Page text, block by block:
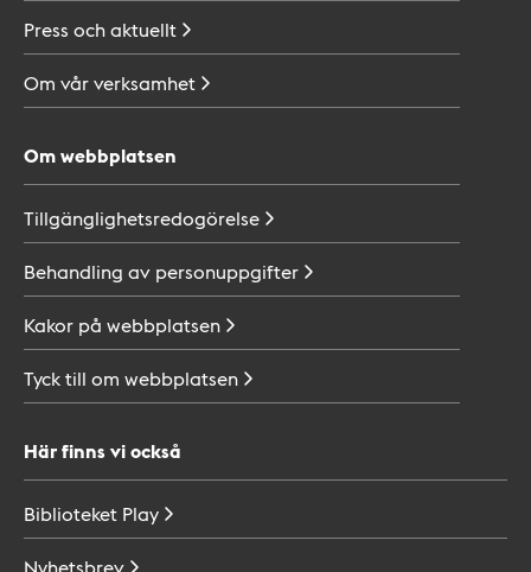
Press ochaktuellt
Om vårverksamhet
Om webbplatsen
Tillgänglighetsredogörelse
Behandling av personuppgifter
Kakor på webbplatsen
Tyck till om webbplatsen
Här finns vi också
Biblioteket Play
Nyhetsbrev